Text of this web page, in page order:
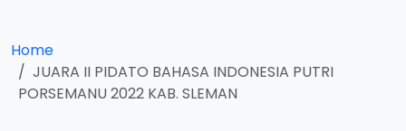
Home
JUARA II PIDATO BAHASA INDONESIA PUTRI
PORSEMANU 2022 KAB. SLEMAN